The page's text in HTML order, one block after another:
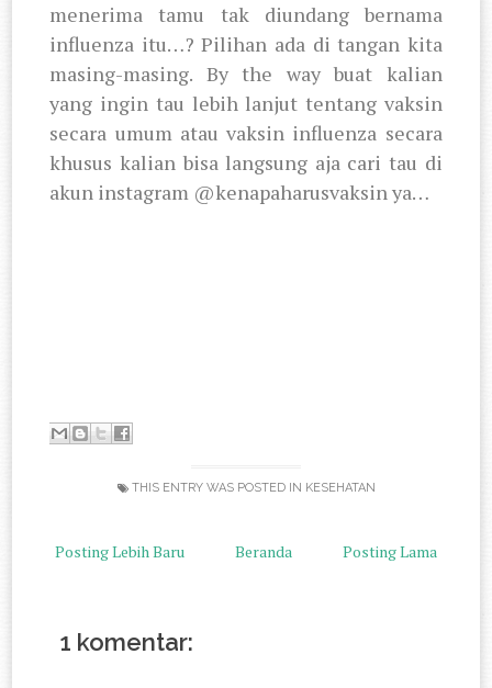
menerima tamu tak diundang bernama
influenza itu…? Pilihan ada di tangan kita
masing-masing. By the way buat kalian
yang ingin tau lebih lanjut tentang vaksin
secara umum atau vaksin influenza secara
khusus kalian bisa langsung aja cari tau di
akun instagram @kenapaharusvaksin ya…
THIS ENTRY WAS POSTED IN KESEHATAN
Posting Lebih Baru Posting Lama
Beranda
1 komentar: